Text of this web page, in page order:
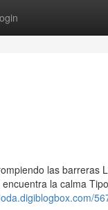
las barreras
la calma